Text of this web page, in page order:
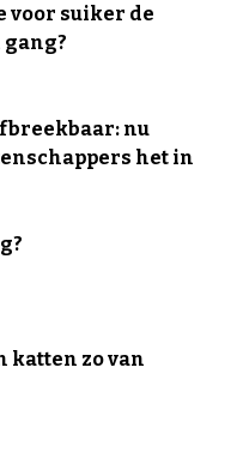
voor suiker de
nu
het in
katten zo van